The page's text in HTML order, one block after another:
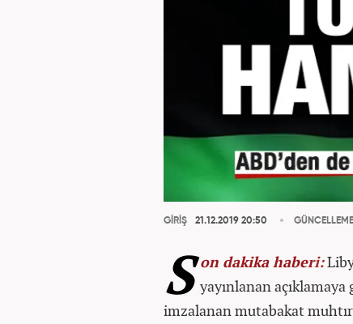
GİRİŞ 21.12.2019 20:50 GÜNCELLEME
S on dakika haberi:
yayınlanan
imzalanan mutabakat